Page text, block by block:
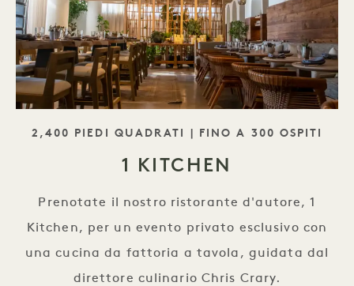
SLOGAN
2,400 PIEDI QUADRATI | FINO A 300 OSPITI
1 KITCHEN
Prenotate il nostro ristorante d'autore, 1
Kitchen, per un evento privato esclusivo con
una cucina da fattoria a tavola, guidata dal
direttore culinario Chris Crary.